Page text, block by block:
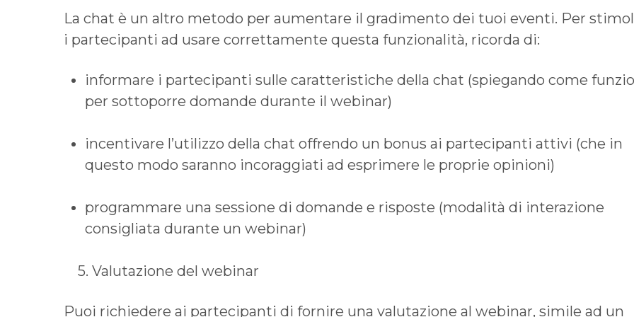
La chat è un altro metodo per aumentare il gradimento dei tuoi eventi. Per
i partecipanti ad usare correttamente questa funzionalità, ricorda di:
informare i partecipanti sulle caratteristiche della chat (spiegando come
per sottoporre domande durante il webinar)
incentivare l’utilizzo della chat offrendo un bonus ai partecipanti attivi (che in
questo modo saranno incoraggiati ad esprimere le proprie opinioni)
programmare una sessione di domande e risposte (modalità di interazione
consigliata durante un webinar)
5. Valutazione del webinar
Puoi richiedere ai partecipanti di fornire una valutazione al webinar, simile ad un